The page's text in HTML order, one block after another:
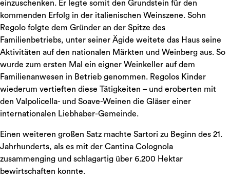
einzuschenken. Er legte somit den Grundstein für den
kommenden Erfolg in der italienischen Weinszene. Sohn
Regolo folgte dem Gründer an der Spitze des
Familienbetriebs, unter seiner Ägide weitete das Haus seine
Aktivitäten auf den nationalen Märkten und Weinberg aus. So
wurde zum ersten Mal ein eigner Weinkeller auf dem
Familienanwesen in Betrieb genommen. Regolos Kinder
wiederum vertieften diese Tätigkeiten – und eroberten mit
den Valpolicella- und Soave-Weinen die Gläser einer
internationalen Liebhaber-Gemeinde.
Einen weiteren großen Satz machte Sartori zu Beginn des 21.
Jahrhunderts, als es mit der Cantina Colognola
zusammenging und schlagartig über 6.200 Hektar
bewirtschaften konnte.